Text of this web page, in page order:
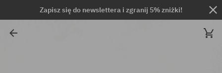
Zapisz się do newslettera i zgranij 5% zniżki!